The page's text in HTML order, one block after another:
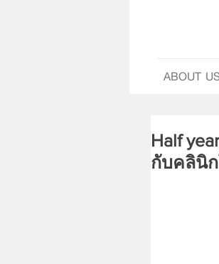
ABOUT
Half
กับคลินิ